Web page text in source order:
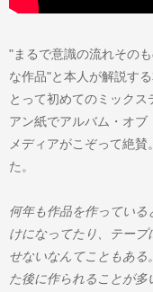
"まるで意識の流れその
な作品"と本人が解説す
とって初めてのミック
アン紙でアルバム・オ
メディアがこぞって絶
た。
何年も作品を作ってい
けになってたり、テー
せないなんてこともある
た後に作られることが